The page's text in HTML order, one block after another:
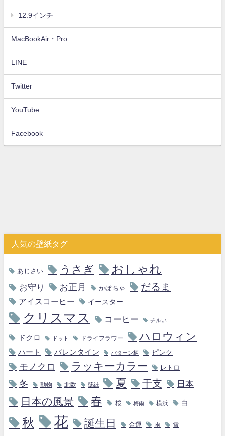
12.9インチ
MacBookAir・Pro
LINE
Twitter
YouTube
Facebook
人気の壁紙タグ
あじさい うさぎ おしゃれ
お守り お正月 かぼちゃ だるま
アイスコーヒー イースター
クリスマス コーヒー チルい
ドクロ ドット ドライフラワー ハロウィン
ハート バレンタイン パターン柄 ピンク
モノクロ ラッキーカラー レトロ
冬 動物 北欧 壁紙 夏 干支 日本
日本の風景 春 桜 梅雨 横浜 白
秋 花 誕生日 金運 雨 雪